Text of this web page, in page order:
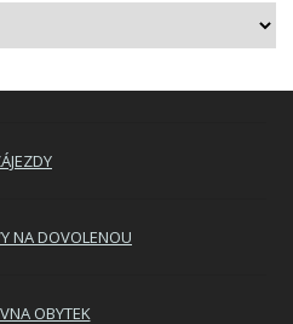
NA DOVOLENOU
OBYTEK